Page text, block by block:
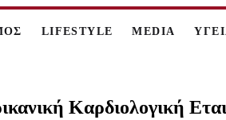
LIFESTYLE MEDIA
Καρδιολογική